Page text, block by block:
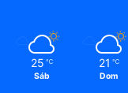
25 ℃
Sáb
21 ℃
Dom